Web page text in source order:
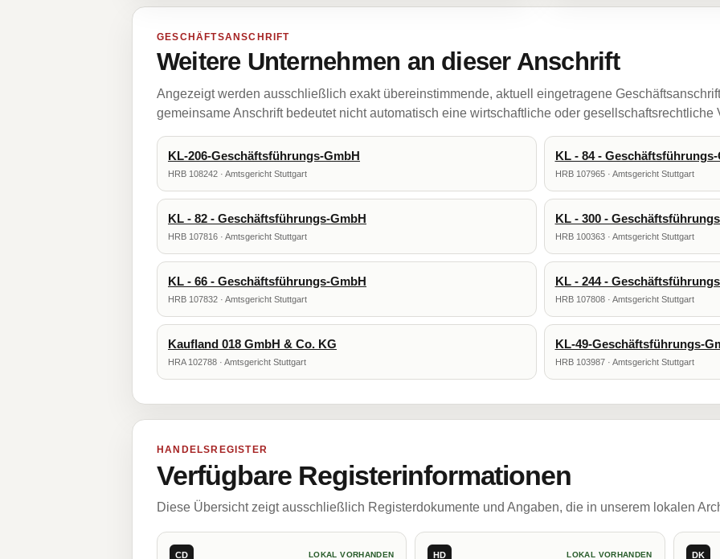
GESCHÄFTSANSCHRIFT
Weitere Unternehmen an dieser Anschrift
Angezeigt werden ausschließlich exakt übereinstimmende, aktuell eingetragene
gemeinsame Anschrift bedeutet nicht automatisch eine wirtschaftliche oder gesellschaftsrechtliche
KL-206-Geschäftsführungs-GmbH
HRB 108242 · Amtsgericht Stuttgart
KL - 84 - Geschäftsführungs-
HRB 107965 · Amtsgericht Stuttgart
KL - 82 - Geschäftsführungs-GmbH
HRB 107816 · Amtsgericht Stuttgart
KL - 300 -
HRB 100363 · Amtsgericht Stuttgart
KL - 66 - Geschäftsführungs-GmbH
HRB 107832 · Amtsgericht Stuttgart
KL - 244 -
HRB 107808 · Amtsgericht Stuttgart
Kaufland 018 GmbH & Co. KG
HRA 102788 · Amtsgericht Stuttgart
KL-49-Geschäftsführungs-
HRB 103987 · Amtsgericht Stuttgart
HANDELSREGISTER
Verfügbare Registerinformationen
Diese Übersicht zeigt ausschließlich Registerdokumente und Angaben, die in unserem lokalen
CD LOKAL VORHANDEN HD LOKAL VORHANDEN DK